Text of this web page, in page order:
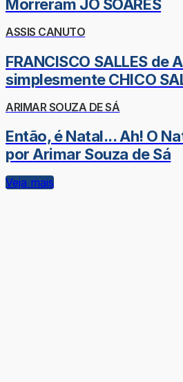
Morreram JÔ SOARES
ASSIS CANUTO
FRANCISCO SALLES de
simplesmente CHICO
ARIMAR SOUZA DE SÁ
Então, é Natal... Ah! O
por Arimar Souza de Sá
Veja mais